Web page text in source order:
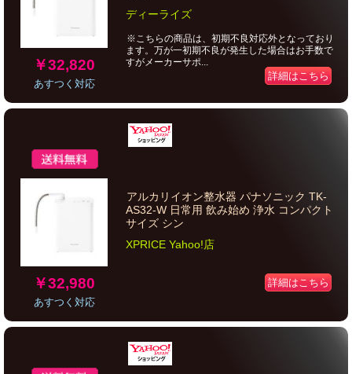
￥32,820
あすつく対応
ディーライズ
※こちらの商品は、初期不良対応外となっており
ます。万が一初期不良が発生した場合はお手数で
すがメーカーサポ...
詳細はこちら
￥32,980
あすつく対応
アルカリイオン整水器 パナソニック TK-
AS32-W 日常用 飲み始め 浄水 コンパクト
サイズ シン
XPRICE Yahoo!店
詳細はこちら